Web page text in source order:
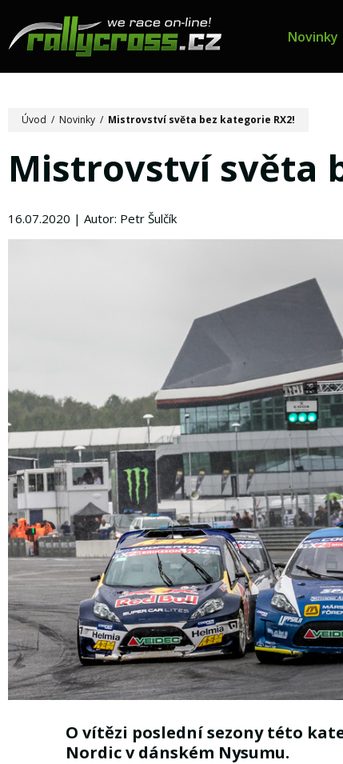
Novinky
Úvod / Novinky / Mistrovství světa bez kategorie RX2!
Mistrovství světa
16.07.2020 | Autor: Petr Šulčík
O vítězi poslední sezony této
Nordic v dánském Nysumu.